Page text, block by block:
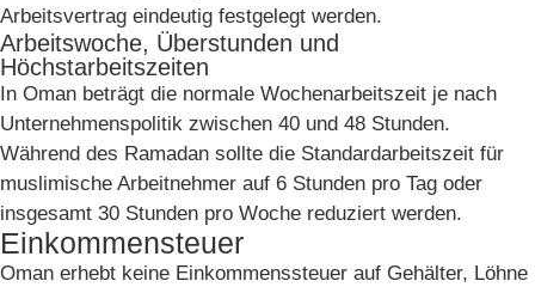
Arbeitsvertrag eindeutig festgelegt werden.
Arbeitswoche, Überstunden und
Höchstarbeitszeiten
In Oman beträgt die normale Wochenarbeitszeit je nach
Unternehmenspolitik zwischen 40 und 48 Stunden.
Während des Ramadan sollte die Standardarbeitszeit für
muslimische Arbeitnehmer auf 6 Stunden pro Tag oder
insgesamt 30 Stunden pro Woche reduziert werden.
Einkommensteuer
Oman erhebt keine Einkommenssteuer auf Gehälter, Löhne